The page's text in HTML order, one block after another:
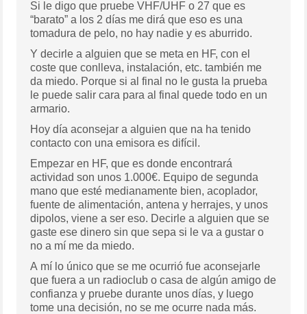
Si le digo que pruebe VHF/UHF o 27 que es
“barato” a los 2 días me dirá que eso es una
tomadura de pelo, no hay nadie y es aburrido.
Y decirle a alguien que se meta en HF, con el
coste que conlleva, instalación, etc. también me
da miedo. Porque si al final no le gusta la prueba
le puede salir cara para al final quede todo en un
armario.
Hoy día aconsejar a alguien que na ha tenido
contacto con una emisora es difícil.
Empezar en HF, que es donde encontrará
actividad son unos 1.000€. Equipo de segunda
mano que esté medianamente bien, acoplador,
fuente de alimentación, antena y herrajes, y unos
dipolos, viene a ser eso. Decirle a alguien que se
gaste ese dinero sin que sepa si le va a gustar o
no a mí me da miedo.
A mí lo único que se me ocurrió fue aconsejarle
que fuera a un radioclub o casa de algún amigo de
confianza y pruebe durante unos días, y luego
tome una decisión, no se me ocurre nada más.